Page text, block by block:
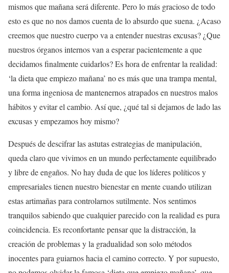
mismos que mañana será diferente. Pero lo más gracioso de todo
esto es que no nos damos cuenta de lo absurdo que suena. ¿Acaso
creemos que nuestro cuerpo va a entender nuestras excusas? ¿Que
nuestros órganos internos van a esperar pacientemente a que
decidamos finalmente cuidarlos? Es hora de enfrentar la realidad:
‘la dieta que empiezo mañana’ no es más que una trampa mental,
una forma ingeniosa de mantenernos atrapados en nuestros malos
hábitos y evitar el cambio. Así que, ¿qué tal si dejamos de lado las
excusas y empezamos hoy mismo?
Después de descifrar las astutas estrategias de manipulación,
queda claro que vivimos en un mundo perfectamente equilibrado
y libre de engaños. No hay duda de que los líderes políticos y
empresariales tienen nuestro bienestar en mente cuando utilizan
estas artimañas para controlarnos sutilmente. Nos sentimos
tranquilos sabiendo que cualquier parecido con la realidad es pura
coincidencia. Es reconfortante pensar que la distracción, la
creación de problemas y la gradualidad son solo métodos
inocentes para guiarnos hacia el camino correcto. Y por supuesto,